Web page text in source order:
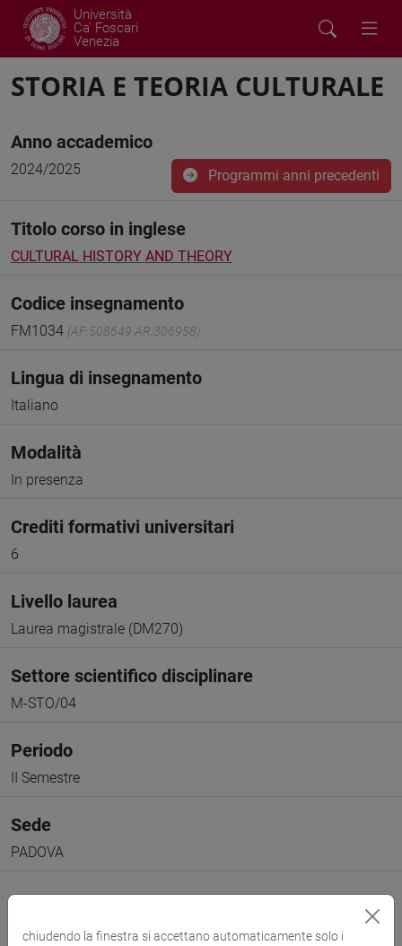
Università
Ca' Foscari
Venezia
STORIA E TEORIA CULTURALE
Anno accademico
2024/2025 Programmi anni precedenti
Titolo corso in inglese
CULTURAL HISTORY AND THEORY
Codice insegnamento
FM1034 (AF:508649 AR:306958)
Lingua di insegnamento
Italiano
Modalità
In presenza
Crediti formativi universitari
6
Livello laurea
Laurea magistrale (DM270)
Settore scientifico disciplinare
M-STO/04
Periodo
II Semestre
Sede
PADOVA
chiudendo la finestra si accettano automaticamente solo i